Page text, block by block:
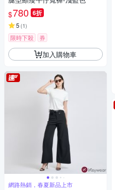
$780 6折
5 (1)
限時下殺 券
加入購物車
網路熱銷，春夏新品上市